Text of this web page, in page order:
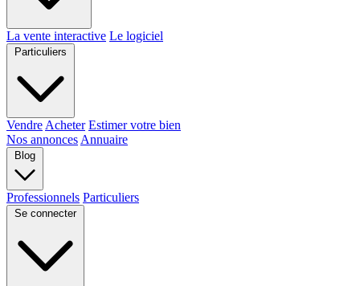
La vente interactive Le logiciel
Particuliers
Vendre Acheter Estimer votre bien
Nos annonces Annuaire
Blog
Professionnels Particuliers
Se connecter